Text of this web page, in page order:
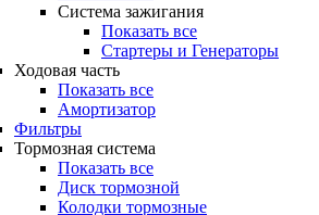
Система зажигания
Показать все
Стартеры и Генераторы
Ходовая часть
Показать все
Амортизатор
Фильтры
Тормозная система
Показать все
Диск тормозной
Колодки тормозные